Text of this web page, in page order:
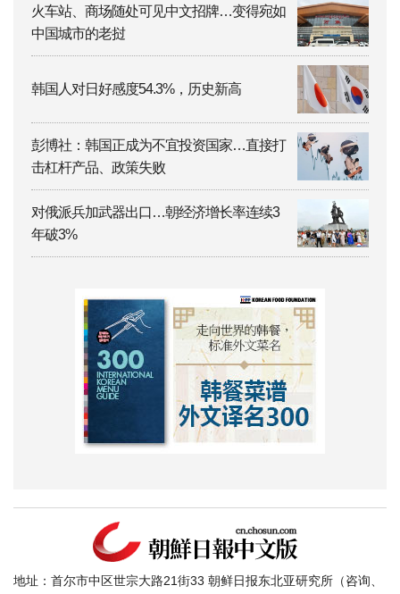
火车站、商场随处可见中文招牌…变得宛如
中国城市的老挝
韩国人对日好感度54.3%，历史新高
彭博社：韩国正成为不宜投资国家…直接打
击杠杆产品、政策失败
对俄派兵加武器出口…朝经济增长率连续3
年破3%
地址：首尔市中区世宗大路21街33 朝鲜日报东北亚研究所（咨询、